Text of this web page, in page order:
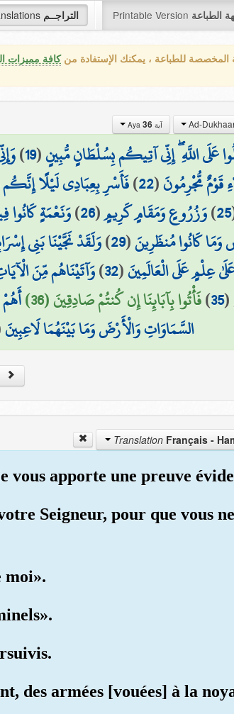
التراجــم Printable Version الطباعة
المخصصة للطباعة ، يمكنك الإستفادة منكافة مميزات
آية Aya 36
عَلَى اللَّهِ ۖ إِنِّي آتِيكُم بِسُلْطَانٍ مُّبِينٍ(
19
)
قَوْمٌ مُّجْرِمُونَ(
22
)فَأَسْرِ بِعِبَادِي لَيْلًا
25
)وَزُرُوعٍ وَمَقَامٍ كَرِيمٍ(
26
)وَنَعْمَةٍ كَانُوا
وَمَا كَانُوا مُنظَرِينَ(
29
)وَلَقَدْ نَجَّيْنَا بَنِي
عِلْمٍ عَلَى الْعَالَمِينَ(
32
)وَآتَيْنَاهُم مِّنَ
(
35
)فَأْتُوا بِآبَائِنَا إِن كُنتُمْ صَادِقِينَ (36)
السَّمَاوَاتِ وَالْأَرْضَ وَمَا بَيْنَهُمَا لَاعِبِينَ
Français -
vous apporte une preuve
Seigneur, pour que vous
moi».
des armées [vouées] à la